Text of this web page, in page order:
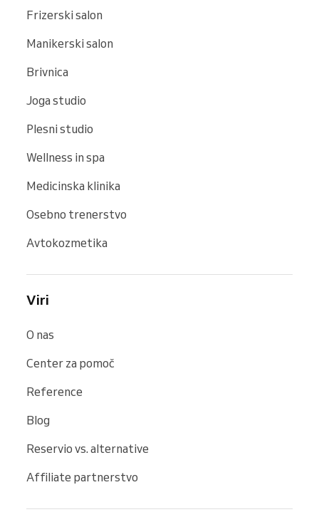
Frizerski salon
Manikerski salon
Brivnica
Joga studio
Plesni studio
Wellness in spa
Medicinska klinika
Osebno trenerstvo
Avtokozmetika
Viri
O nas
Center za pomoč
Reference
Blog
Reservio vs. alternative
Affiliate partnerstvo